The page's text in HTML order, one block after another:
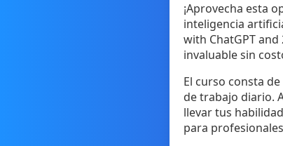
¡Aprovecha esta
inteligencia
with ChatGPT
invaluable sin
El curso consta
de trabajo diario.
llevar tus
para